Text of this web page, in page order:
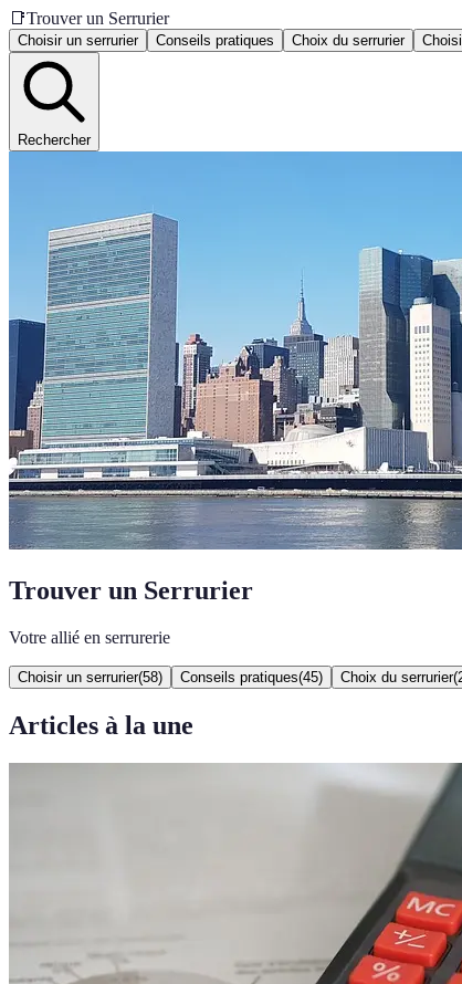
📑Trouver un Serrurier
Choisir un serrurier Conseils pratiques Choix du serrurier
Rechercher
Trouver un Serrurier
Votre allié en serrurerie
Choisir un serrurier(58) Conseils pratiques(45) Choix du serrurier(
Articles à la une